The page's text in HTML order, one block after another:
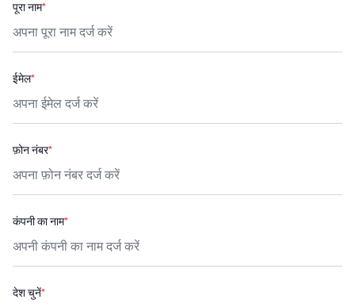
पूरा नाम*
ईमेल*
फ़ोन नंबर*
कंपनी का नाम*
देश चुनें*